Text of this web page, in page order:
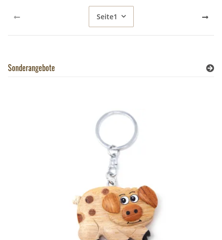
Seite1
Sonderangebote